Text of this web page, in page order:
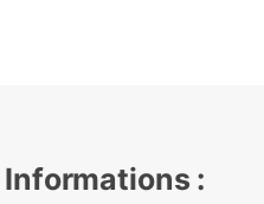
Informations :